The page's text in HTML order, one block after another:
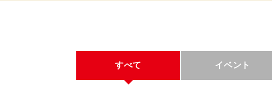
すべて イベント